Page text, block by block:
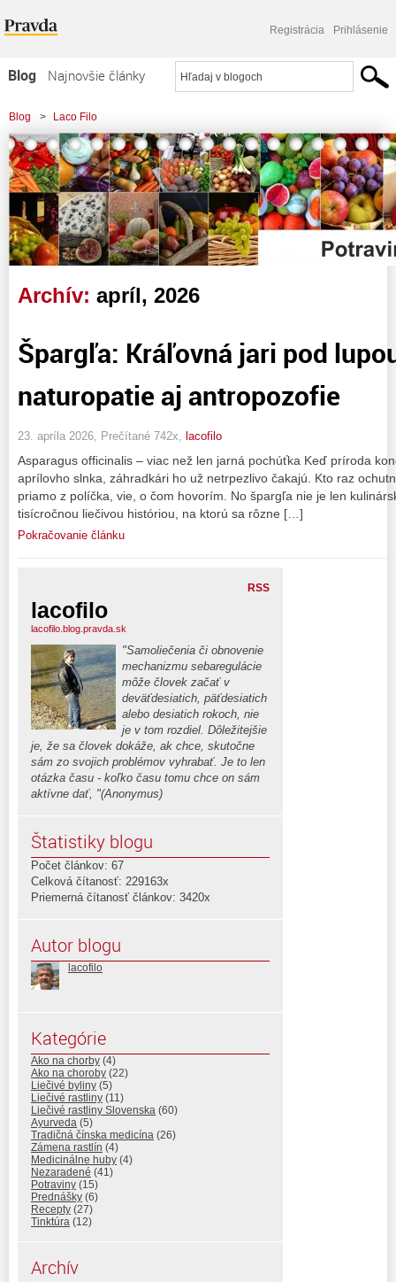
Registrácia Prihlásenie
Blog
Najnovšie články
Najčítanejšie články
Najkomentovanejšie články
Zoznam blogov
Komerčné blogy
Blog > Laco Filo
> Špargľa: Kráľovná jari pod lupou TČM, naturopatie aj antropozofie
Archív: apríl, 2026
Špargľa: Kráľovná jari pod
naturopatie aj antropozofie
23. apríla 2026, Prečítané 742x, lacofilo
Asparagus officinalis – viac než len jarná pochúťka Keď príroda
aprílovho slnka, záhradkári ho už netrpezlivo čakajú. Kto raz
priamo z políčka, vie, o čom hovorím. No špargľa nie je len
tisícročnou liečivou históriou, na ktorú sa rôzne […]
Pokračovanie článku
RSS
lacofilo
lacofilo.blog.pravda.sk
"Samoliečenia či obnovenie
mechanizmu sebaregulácie
môže človek začať v
deväťdesiatich, päťdesiatich
alebo desiatich rokoch, nie
je v tom rozdiel. Dôležitejšie
je, že sa človek dokáže, ak chce, skutočne
sám zo svojich problémov vyhrabať. Je to len
otázka času - koľko času tomu chce on sám
aktívne dať, "(Anonymus)
Štatistiky blogu
Počet článkov: 67
Celková čítanosť: 229163x
Priemerná čítanosť článkov: 3420x
Autor blogu
lacofilo
Kategórie
Ako na chorby (4)
Ako na choroby (22)
Liečivé byliny (5)
Liečivé rastliny (11)
Liečivé rastliny Slovenska (60)
Ayurveda (5)
Tradičná čínska medicína (26)
Zámena rastlín (4)
Medicinálne huby (4)
Nezaradené (41)
Potraviny (15)
Prednášky (6)
Recepty (27)
Tinktúra (12)
Archív